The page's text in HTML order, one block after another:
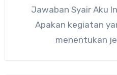
Jawaban Syair Aku
Apakan kegiatan
menentukan